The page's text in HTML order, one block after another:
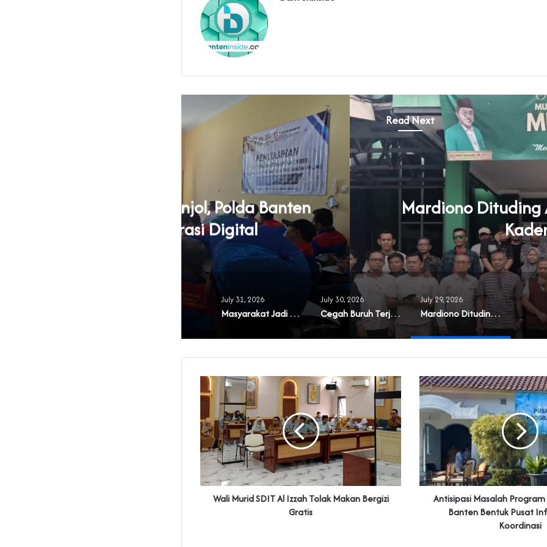
Read Next
Banten
July 29, 2026
‎Mardiono Dituding Adu Domba dan Bikin
Kader PPP di Banten
July 31, 2026
‎Masyarakat Jadi Korban Buruknya Tata Kelola Koperasi Syariah di Banten
July 30, 2026
Cegah Buruh Terjerat Judol dan Pinjol, Polda Banten Gandeng SPSI Perkuat Literasi Digital
July 29, 2026
‎Mardiono Dituding Adu Domba dan Bikin Gaduh Kader PPP di Banten
‎Wali Murid SDIT Al Izzah Tolak Makan Bergizi
Gratis
Antisipasi Masalah
Banten Bentuk Pusat
Koordinasi